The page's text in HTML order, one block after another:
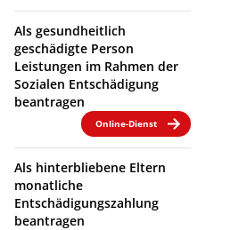
Als gesundheitlich
geschädigte Person
Leistungen im Rahmen der
Sozialen Entschädigung
beantragen
Online-Dienst
Als hinterbliebene Eltern
monatliche
Entschädigungszahlung
beantragen